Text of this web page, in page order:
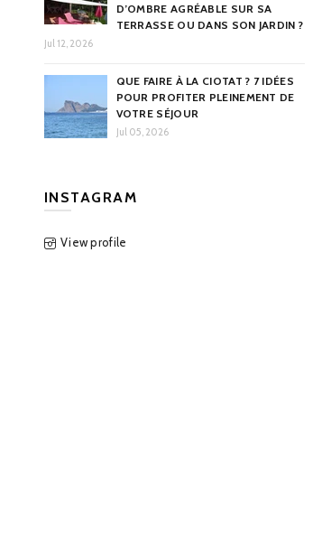
D’OMBRE AGRÉABLE SUR SA
TERRASSE OU DANS SON JARDIN ?
Jul 12, 2026
QUE FAIRE À LA CIOTAT ? 7 IDÉES
POUR PROFITER PLEINEMENT DE
VOTRE SÉJOUR
Jul 05, 2026
INSTAGRAM
View profile